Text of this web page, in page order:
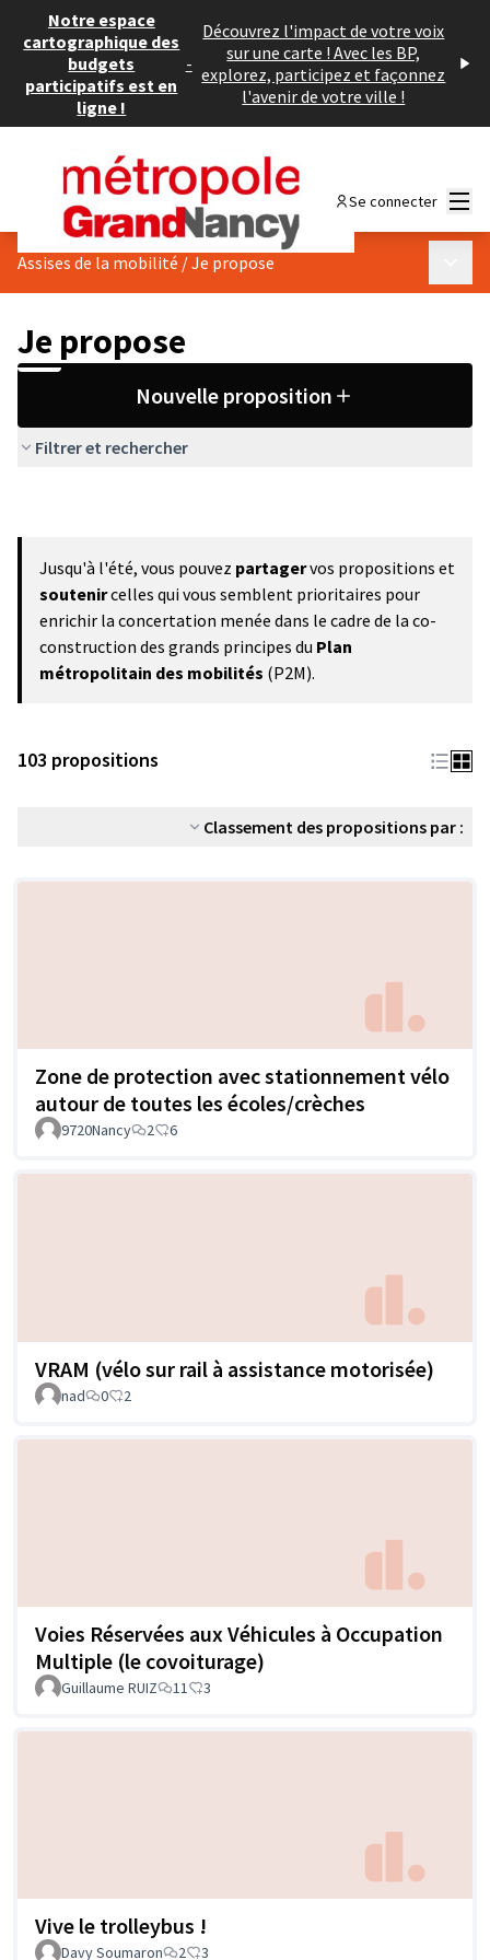
Notre espace
cartographique des
budgets
participatifs est en
ligne !
-
Découvrez l'impact de votre voix
sur une carte ! Avec les BP,
explorez, participez et façonnez
l'avenir de votre ville !
Se connecter
Assises de la mobilité /Je propose
Je propose
Nouvelle proposition
Filtrer et rechercher
Jusqu'à l'été, vous pouvez partagervos propositions et
soutenircelles qui vous semblent prioritaires pour
enrichir la concertation menée dans le cadre de la co-
construction des grands principes du Plan
métropolitain des mobilités (P2M).
103 propositions
Classement des propositions par :
Zone de protection avec stationnement vélo
autour de toutes les écoles/crèches
9720Nancy 2 6
VRAM (vélo sur rail à assistance motorisée)
nad 0 2
Voies Réservées aux Véhicules à Occupation
Multiple (le covoiturage)
Guillaume RUIZ 11 3
Vive le trolleybus !
Davy Soumaron 2 3